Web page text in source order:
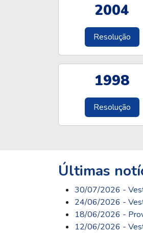
2004
Resolução
1998
Resolução
Últimas
30/07/2026 -
24/06/2026 -
18/06/2026 -
12/06/2026 -